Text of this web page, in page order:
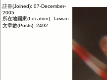
註冊(Joined): 07-December-
2005
所在地國家(Location): Taiwan
文章數(Posts): 2492